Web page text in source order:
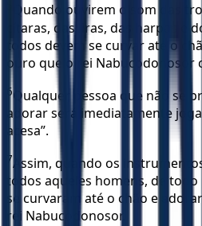
Quando ouvirem o som das
cítaras, das liras, das harpas
todos devem se curvar até o
ouro que o rei Nabucodonosor
6Qualquer pessoa que não se
adorar será imediatamente
acesa”.
7Assim, quando os
todos aqueles homens, de todo
se curvaram até o chão e
rei Nabucodonosor.